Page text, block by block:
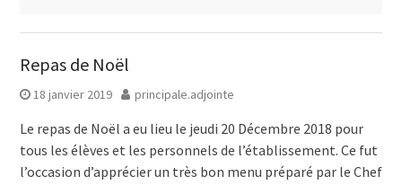
Repas de Noël
18 janvier 2019 principale.adjointe
Le repas de Noël a eu lieu le jeudi 20 Décembre 2018 pour
tous les élèves et les personnels de l’établissement. Ce fut
l’occasion d’apprécier un très bon menu préparé par le Chef